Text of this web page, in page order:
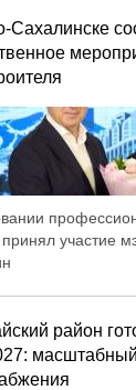
участие
район